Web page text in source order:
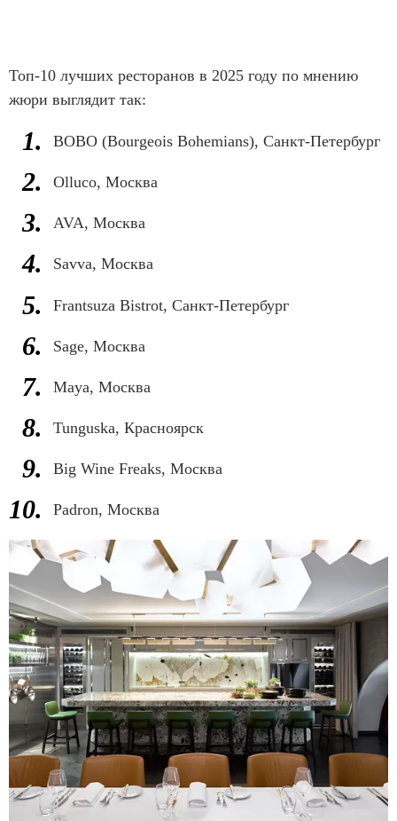
Топ-10 лучших ресторанов в 2025 году по мнению
жюри выглядит так:
BOBO (Bourgeois Bohemians), Санкт-Петербург
Olluco, Москва
AVA, Москва
Savva, Москва
Frantsuza Bistrot, Санкт-Петербург
Sage, Москва
Maya, Москва
Tunguska, Красноярск
Big Wine Freaks, Москва
Padron, Москва